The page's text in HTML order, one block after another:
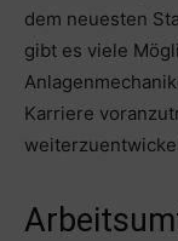
dem neuesten
gibt es viele
Karriere